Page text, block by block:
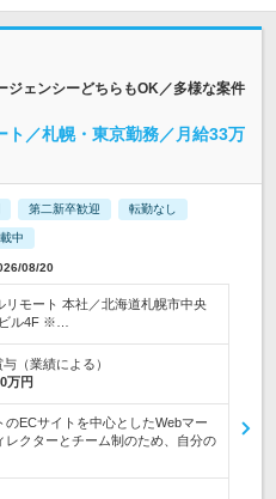
ェンシーどちらもOK／多様な案件
ト／札幌・東京勤務／月給33万
第二新卒歓迎 転勤なし
中
08/20
モート 本社／北海道札幌市中央
ル4F ※…
（業績による）
万円
のECサイトを中心としたWebマー
レクターとチーム制のため、自分の